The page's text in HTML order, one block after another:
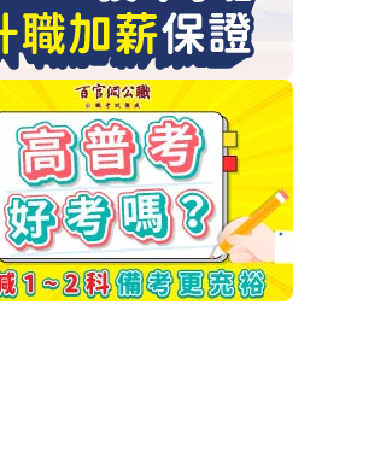
考試資格